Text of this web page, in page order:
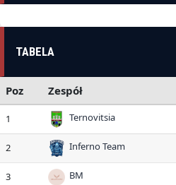
TABELA
Poz Zespół
1 Ternovitsia
2 Inferno Team
3 BM